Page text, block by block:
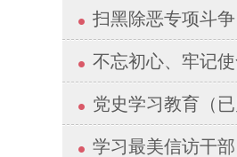
扫黑除恶专项斗争
不忘初心、牢记使
党史学习教育（已
学习最美信访干部